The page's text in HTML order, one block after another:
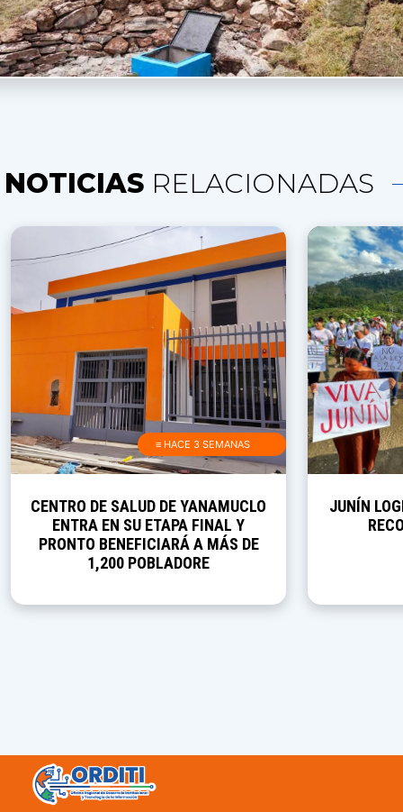
NOTICIAS RELACIONADAS
≡ HACE 3 SEMANAS
CENTRO DE SALUD DE YANAMUCLO
ENTRA EN SU ETAPA FINAL Y
PRONTO BENEFICIARÁ A MÁS DE
1,200 POBLADORE
JUNÍN